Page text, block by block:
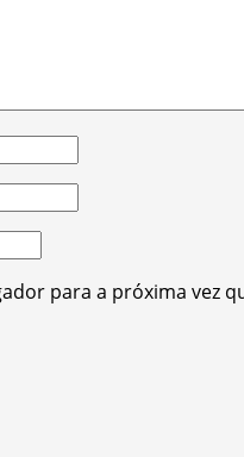
para a próxima vez